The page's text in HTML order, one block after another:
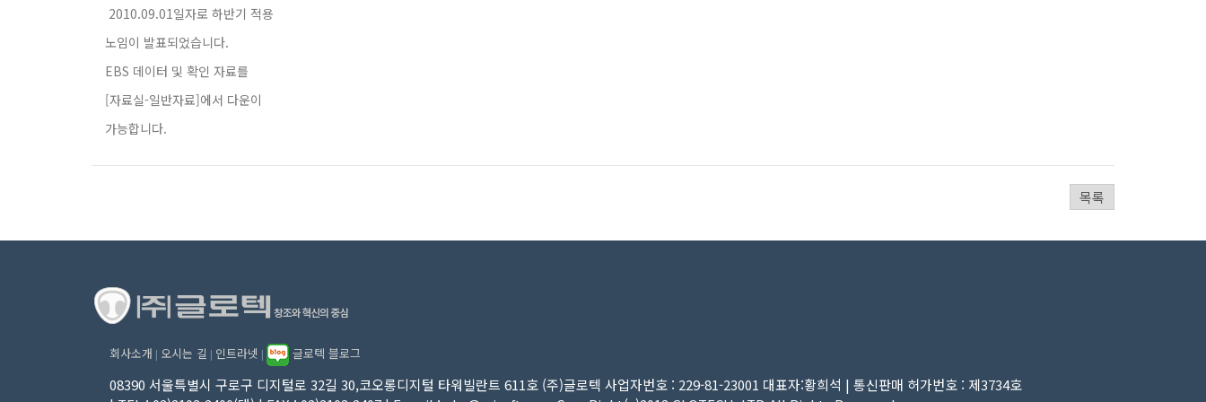
2010.09.01일자로 하반기 적용
노임이 발표되었습니다.
EBS 데이터 및 확인 자료를
[자료실-일반자료]에서 다운이
가능합니다.
목록
회사소개 | 오시는 길 | 인트라넷 | 글로텍 블로그
08390 서울특별시 구로구 디지털로 32길 30,코오롱디지털 타워빌란트 611호 (주)글로텍 사업자번호 : 229-81-23001 대표자:황희석 | 통신판매 허가번호 : 제3734호